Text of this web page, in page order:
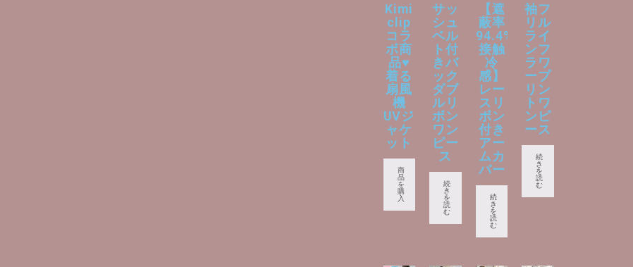
Kimi
clip
コラ
ボ商
品♥
着る
扇風
機
UVジ
ャケ
ット
商
品
を
購
入
サッ
シュ
ベル
ト付
きバ
ック
ダブ
ルリ
ボン
ワン
ピー
ス
続
き
を
読
む
【遮
蔽率
94.4%
接触
冷
感】
レー
スリ
ボン
付き
アー
ムカ
バー
続
き
を
読
む
袖フ
リル
ライ
ンフ
ラワ
ープ
リン
トワ
ンピ
ース
続
き
を
読
む